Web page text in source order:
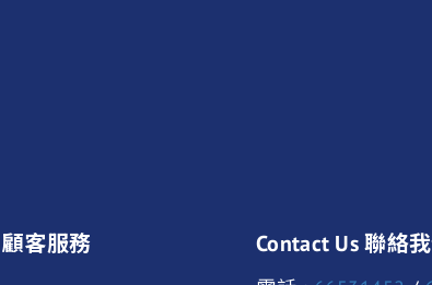
客服務 Contact Us 聯絡